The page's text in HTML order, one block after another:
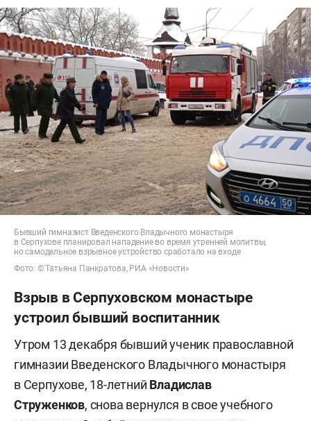
Бывший гимназист Введенского Владычного монастыря
в Серпухове планировал нападение во время утренней молитвы,
но самодельное взрывное устройство сработало на входе
Фото: © Татьяна Панкратова, РИА «Новости»
Взрыв в Серпуховском монастыре
устроил бывший воспитанник
Утром 13 декабря бывший ученик православной
гимназии Введенского Владычного монастыря
в Серпухове, 18-летний Владислав
Струженков, снова вернулся в свое учебного